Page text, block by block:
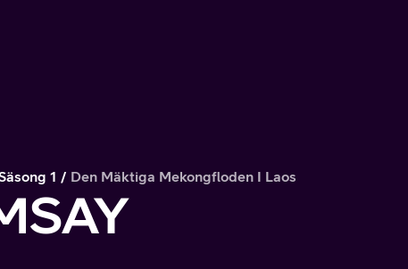
1 Den Mäktiga Mekongfloden I Laos